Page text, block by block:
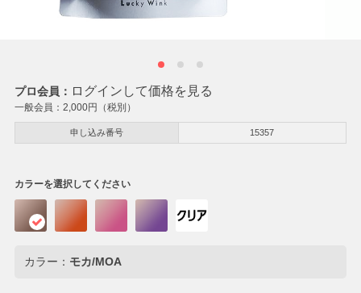
プロ会員： ログインして価格を見る
一般会員： 2,000円（税別）
申し込み番号 15357
カラーを選択してください
カラー： モカ/MOA